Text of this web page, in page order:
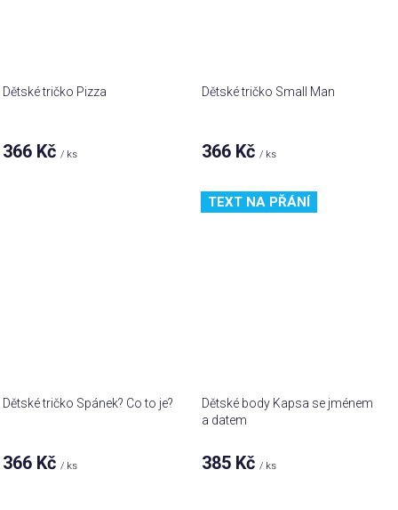
Dětské tričko Pizza
366 Kč / ks
Dětské tričko Small Man
366 Kč / ks
Dětské tričko Spánek? Co to je?
366 Kč/ ks
TEXT NA PŘÁNÍ
Dětské body Kapsa se jménem
a datem
385 Kč/ ks